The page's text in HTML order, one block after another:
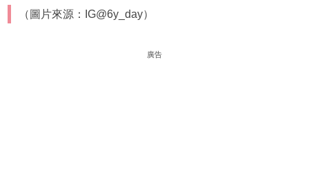
（圖片來源：IG@6y_day）
廣告